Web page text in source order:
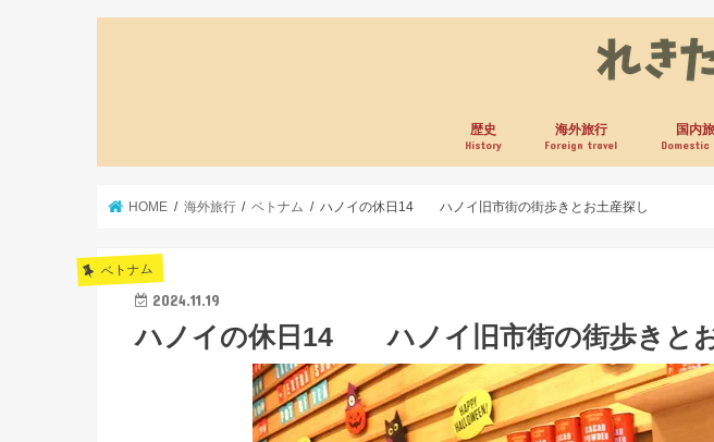
歴史
History
海外旅行
Foreign travel
国内
Domestic
HOME 海外旅行 ベトナム ハノイの休日14 ハノイ旧市街の街歩きとお土産探し
ベトナム
2024.11.19
ハノイの休日14 ハノイ旧市街の街歩きと